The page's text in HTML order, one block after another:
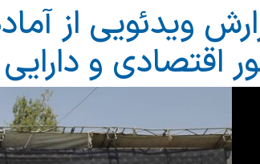
ویدئویی از
اقتصادی و